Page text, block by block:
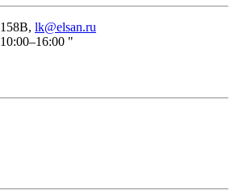
lk@elsan.ru
"